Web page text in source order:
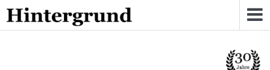
Skip
to
content